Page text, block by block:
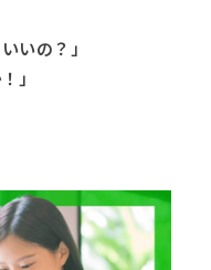
いの？」
」